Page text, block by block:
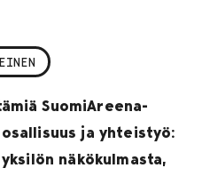
SuomiAreena-
ja yhteistyö:
näkökulmasta,